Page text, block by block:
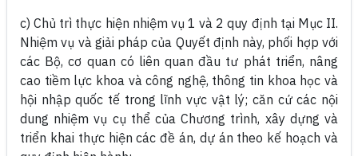
c) Chủ trì thực hiện nhiệm vụ 1 và 2 quy định tại Mục II.
Nhiệm vụ và giải pháp của Quyết định này, phối hợp với
các Bộ, cơ quan có liên quan đầu tư phát triển, nâng
cao tiềm lực khoa và công nghệ, thông tin khoa học và
hội nhập quốc tế trong lĩnh vực vật lý; căn cứ các nội
dung nhiệm vụ cụ thể của Chương trình, xây dựng và
triển khai thực hiện các đề án, dự án theo kế hoạch và